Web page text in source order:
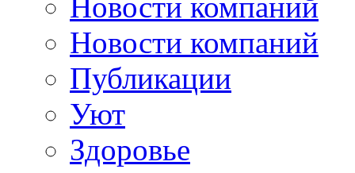
Новости компаний
Публикации
Уют
Здоровье